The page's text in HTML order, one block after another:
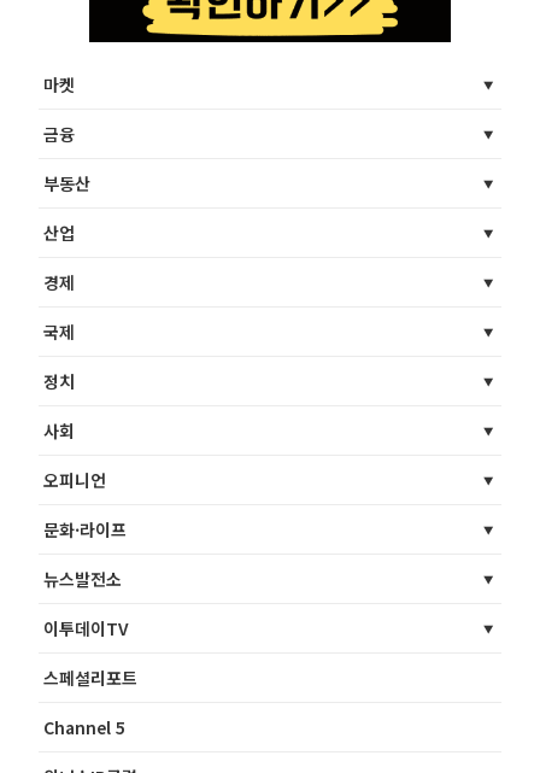
마켓
금융
부동산
산업
경제
국제
정치
사회
오피니언
문화·라이프
뉴스발전소
이투데이TV
스페셜리포트
Channel 5